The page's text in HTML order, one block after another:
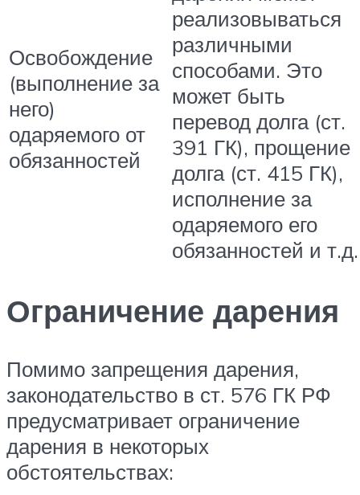
Освобождение
(выполнение за
него)
одаряемого от
обязанностей
реализовываться
различными
способами. Это
может быть
перевод долга (ст.
391 ГК), прощение
долга (ст. 415 ГК),
исполнение за
одаряемого его
обязанностей и т.д.
Ограничение дарения
Помимо запрещения дарения,
законодательство в ст. 576 ГК РФ
предусматривает ограничение
дарения в некоторых
обстоятельствах: